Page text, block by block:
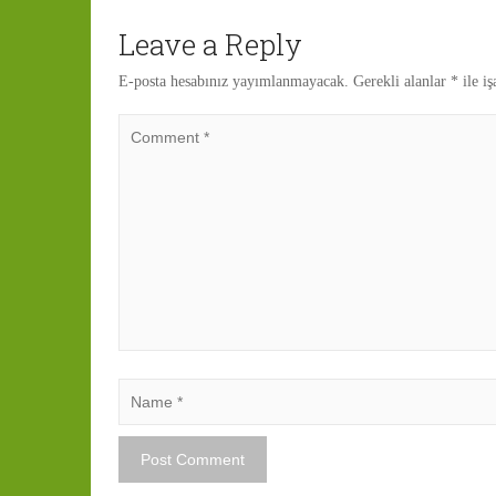
Leave a Reply
E-posta hesabınız yayımlanmayacak. Gerekli alanlar * ile